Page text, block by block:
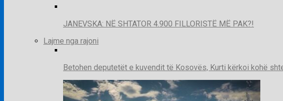
JANEVSKA: NË SHTATOR 4.900 FILLORISTË MË PAK?!
Lajme nga rajoni
Betohen deputetët e kuvendit të Kosovës, Kurti kërkoi kohë